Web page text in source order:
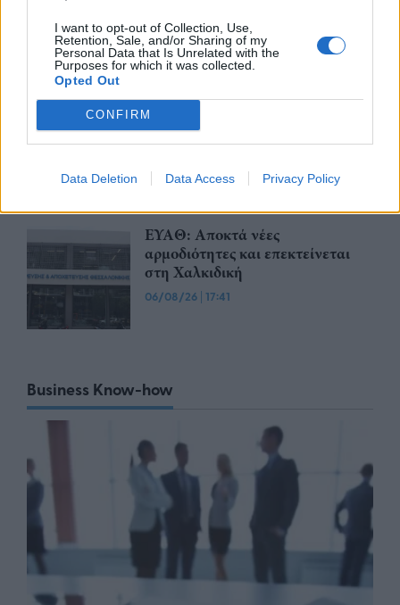
I want to opt-out of Collection, Use,
Retention, Sale, and/or Sharing of my
Personal Data that Is Unrelated with the
Purposes for which it was collected.
Opted Out
CONFIRM
Data Deletion Data Access Privacy Policy
πλατφόρμα myBusinessSupport
για το ειδικό πρόγραμμα στήριξης
επιχειρήσεων
Ο Όμιλος Qualco επεκτείνει τη
δραστηριότητά του στην ΑΙ με
ποσοστού στη Multiverse
ΕΥΑΘ: Αποκτά νέες
αρμοδιότητες και επεκτείνεται
στη Χαλκιδική
06/08/26 | 17:41
Business Know-how